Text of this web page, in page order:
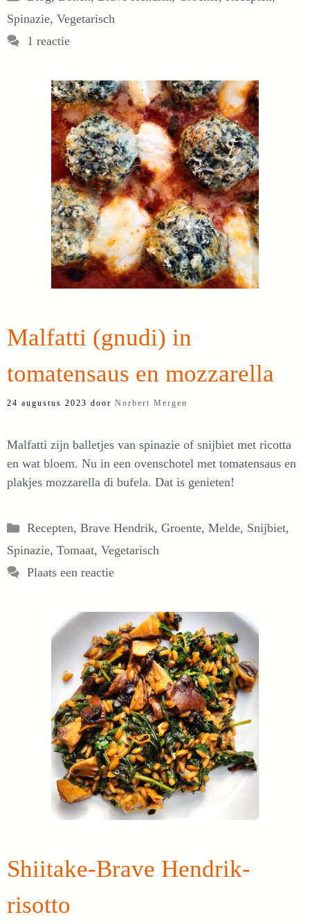
Spinazie, Vegetarisch
1 reactie
Malfatti (gnudi) in
tomatensaus en mozzarella
24 augustus 2023 door Norbert Mergen
Malfatti zijn balletjes van spinazie of snijbiet met ricotta
en wat bloem. Nu in een ovenschotel met tomatensaus en
plakjes mozzarella di bufela. Dat is genieten!
Categorieën
Recepten, Brave Hendrik, Groente, Melde, Snijbiet,
Spinazie, Tomaat, Vegetarisch
Plaats een reactie
Shiitake-Brave Hendrik-
risotto